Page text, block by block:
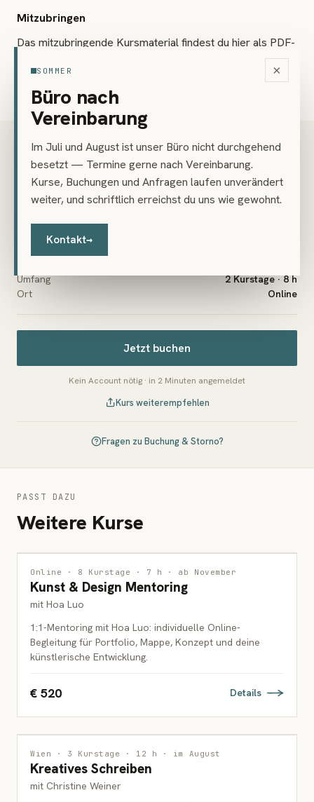
×
SOMMER
Büro nach
Vereinbarung
Im Juli und August ist unser Büro nicht durchgehend
besetzt — Termine gerne nach Vereinbarung.
Kurse, Buchungen und Anfragen laufen unverändert
weiter, und schriftlich erreichst du uns wie gewohnt.
Kontakt→
Mitzubringen
Das mitzubringende Kursmaterial findest du hier als PDF-
PREIS
€ 144
Vorkenntnisse
Umfang
2 Kurstage · 8 h
Ort
Online
Jetzt buchen
Kein Account nötig · in 2 Minuten angemeldet
Kurs weiterempfehlen
Fragen zu Buchung & Storno?
PASST DAZU
Weitere Kurse
INTERDISZIPLINÄR
ERWACHSENE
1 PLATZ FREI
Online · 8 Kurstage · 7 h · ab November
Kunst & Design Mentoring
mit Hoa Luo
1:1-Mentoring mit Hoa Luo: individuelle Online-
Begleitung für Portfolio, Mappe, Konzept und deine
künstlerische Entwicklung.
€ 520 Details
INTERDISZIPLINÄR
ERWACHSENE
Wien · 3 Kurstage · 12 h · im August
Kreatives Schreiben
mit Christine Weiner